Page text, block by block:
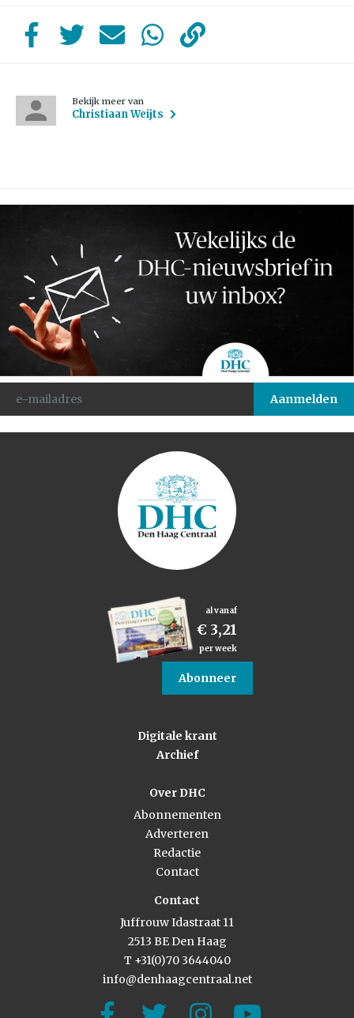
Bekijk meer van
Christiaan Weijts
al vanaf
€ 3,21
per week
Abonneer
Digitale krant
Archief
Over DHC
Abonnementen
Adverteren
Redactie
Contact
Contact
Juffrouw Idastraat 11
2513 BE Den Haag
T +31(0)70 3644040
info@denhaagcentraal.net